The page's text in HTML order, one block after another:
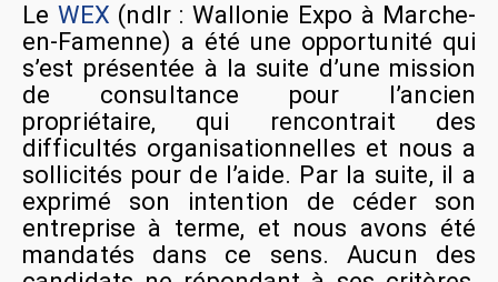
Le WEX (ndlr : Wallonie Expo à Marche-
en-Famenne) a été une opportunité qui
s’est présentée à la suite d’une mission
de consultance pour l’ancien
propriétaire, qui rencontrait des
difficultés organisationnelles et nous a
sollicités pour de l’aide. Par la suite, il a
exprimé son intention de céder son
entreprise à terme, et nous avons été
mandatés dans ce sens. Aucun des